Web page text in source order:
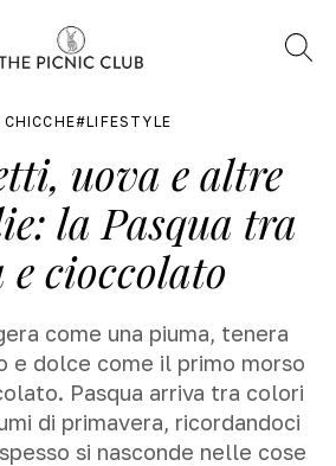
Trova
CHICCHE LIFESTYLE
uova e altre
la Pasqua tra
e cioccolato
come una piuma, tenera
e dolce come il primo morso
Pasqua arriva tra colori
di primavera, ricordandoci
si nasconde nelle cose